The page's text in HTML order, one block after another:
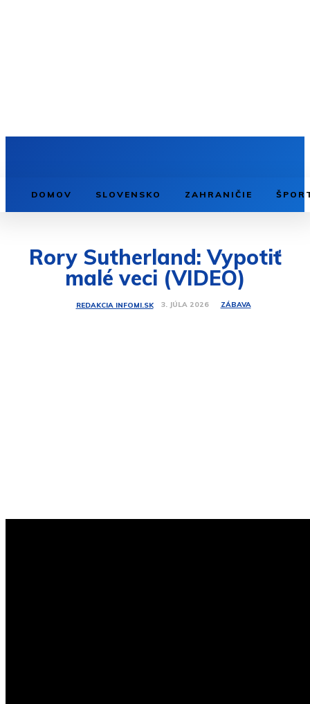
DOMOV SLOVENSKO ZAHRANIČIE
Rory Sutherland: Vypotiť
malé veci (VIDEO)
REDAKCIA INFOMI.SK 3. JÚLA 2026 ZÁBAVA